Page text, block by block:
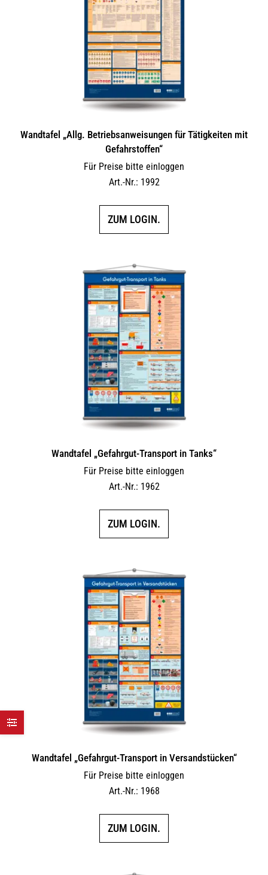
Wandtafel „Allg. Betriebsanweisungen für Tätigkeiten mit
Gefahrstoffen“
Für Preise bitte einloggen
Art.-Nr.: 1992
ZUM LOGIN.
Wandtafel „Gefahrgut-Transport in Tanks“
Für Preise bitte einloggen
Art.-Nr.: 1962
ZUM LOGIN.
Wandtafel „Gefahrgut-Transport in Versandstücken“
Für Preise bitte einloggen
Art.-Nr.: 1968
ZUM LOGIN.